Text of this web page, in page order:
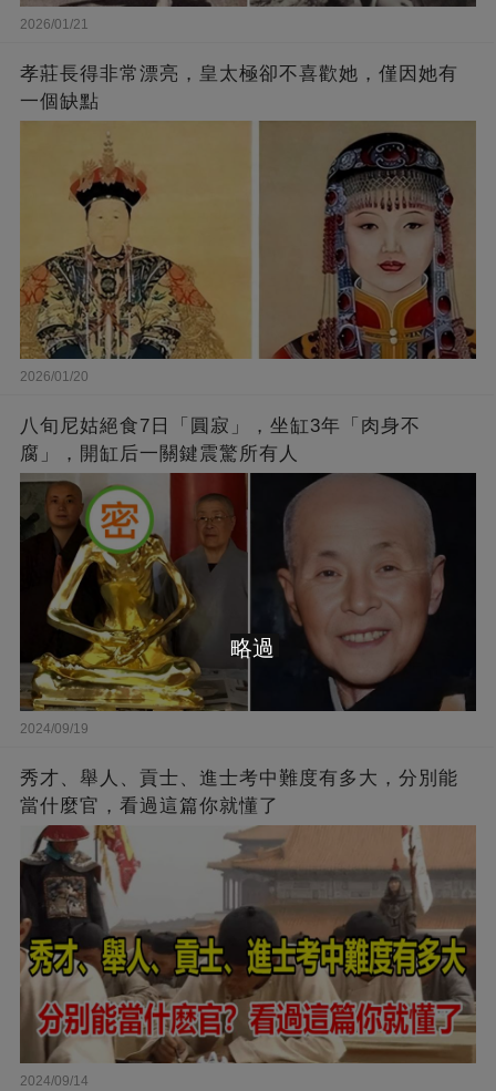
2026/01/21
孝莊長得非常漂亮，皇太極卻不喜歡她，僅因她有
一個缺點
2026/01/20
八旬尼姑絕食7日「圓寂」，坐缸3年「肉身不
腐」，開缸后一關鍵震驚所有人
2024/09/19
秀才、舉人、貢士、進士考中難度有多大，分別能
當什麼官，看過這篇你就懂了
2024/09/14
略過